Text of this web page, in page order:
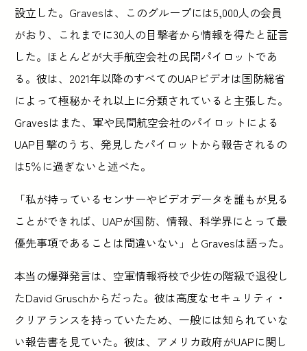
設立した。Gravesは、このグループには5,000人の会員
がおり、これまでに30人の目撃者から情報を得たと証言
した。ほとんどが大手航空会社の民間パイロットであ
る。彼は、2021年以降のすべてのUAPビデオは国防総省
によって極秘かそれ以上に分類されていると主張した。
Gravesはまた、軍や民間航空会社のパイロットによる
UAP目撃のうち、発見したパイロットから報告されるの
は5％に過ぎないと述べた。
「私が持っているセンサーやビデオデータを誰もが見る
ことができれば、UAPが国防、情報、科学界にとって最
優先事項であることは間違いない」とGravesは語った。
本当の爆弾発言は、空軍情報将校で少佐の階級で退役し
たDavid Gruschからだった。彼は高度なセキュリティ・
クリアランスを持っていたため、一般には知られていな
い報告書を見ていた。彼は、アメリカ政府がUAPに関し